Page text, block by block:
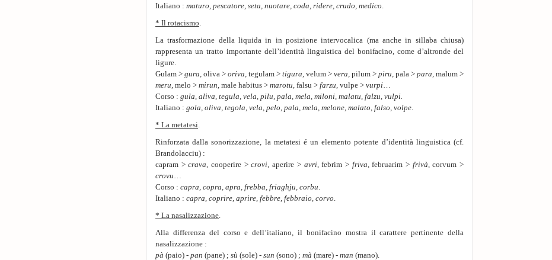
Italiano : maturo, pescatore, seta, nuotare, coda, ridere, crudo, medico.
* Il rotacismo.
La trasformazione della liquida in in posizione intervocalica (ma anche in sillaba chiusa)
rappresenta un tratto importante dell’identità linguistica del bonifacino, come d’altronde del
ligure.
Gulam > gura, oliva > oriva, tegulam > tigura, velum > vera, pilum > piru, pala > para, malum >
meru, melo > mirun, male habitus > marotu, falsu > farzu, vulpe > vurpi…
Corso : gula, aliva, tegula, vela, pilu, pala, mela, miloni, malatu, falzu, vulpi.
Italiano : gola, oliva, tegola, vela, pelo, pala, mela, melone, malato, falso, volpe.
* La metatesi.
Rinforzata dalla sonorizzazione, la metatesi é un elemento potente d’identità linguistica (cf.
Brandolacciu) :
capram >crava, cooperire >crovi, aperire > avri, febrim > friva, februarim > frivà, corvum >
crovu…
Corso : capra, copra, apra, frebba, friaghju, corbu.
Italiano : capra, coprire, aprire, febbre, febbraio, corvo.
* La nasalizzazione.
Alla differenza del corso e dell’italiano, il bonifacino mostra il carattere pertinente della
nasalizzazione :
pà (paio) - pan (pane) ; sù (sole) - sun (sono) ; mà (mare) - man (mano).